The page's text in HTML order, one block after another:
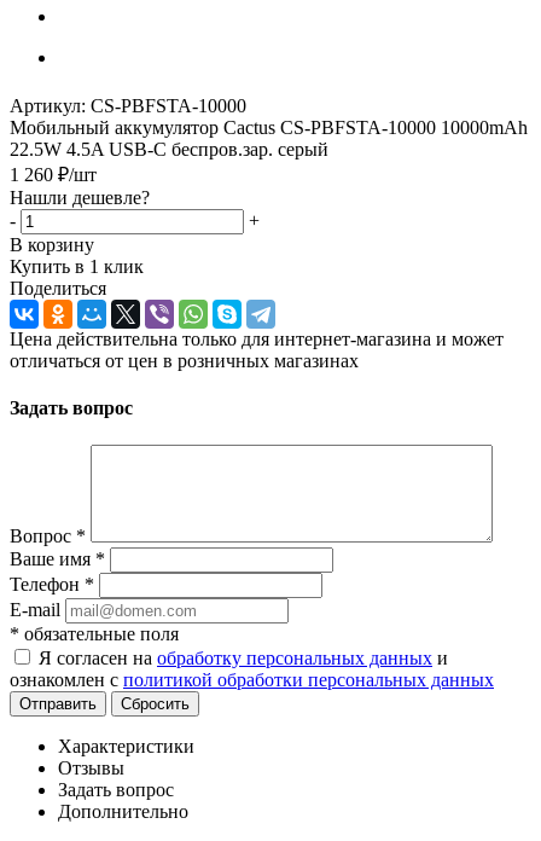
Артикул: CS-PBFSTA-10000
Мобильный аккумулятор Cactus CS-PBFSTA-10000 10000mAh
22.5W 4.5A USB-C беспров.зар. серый
1 260 ₽/шт
Нашли дешевле?
-
+
В корзину
Купить в 1 клик
Поделиться
Цена действительна только для интернет-магазина и может
отличаться от цен в розничных магазинах
Задать вопрос
Вопрос *
Ваше имя *
Телефон *
E-mail
* обязательные поля
Я согласен на обработку персональных данных и
ознакомлен с политикой обработки персональных данных
Отправить Сбросить
Характеристики
Отзывы
Задать вопрос
Дополнительно